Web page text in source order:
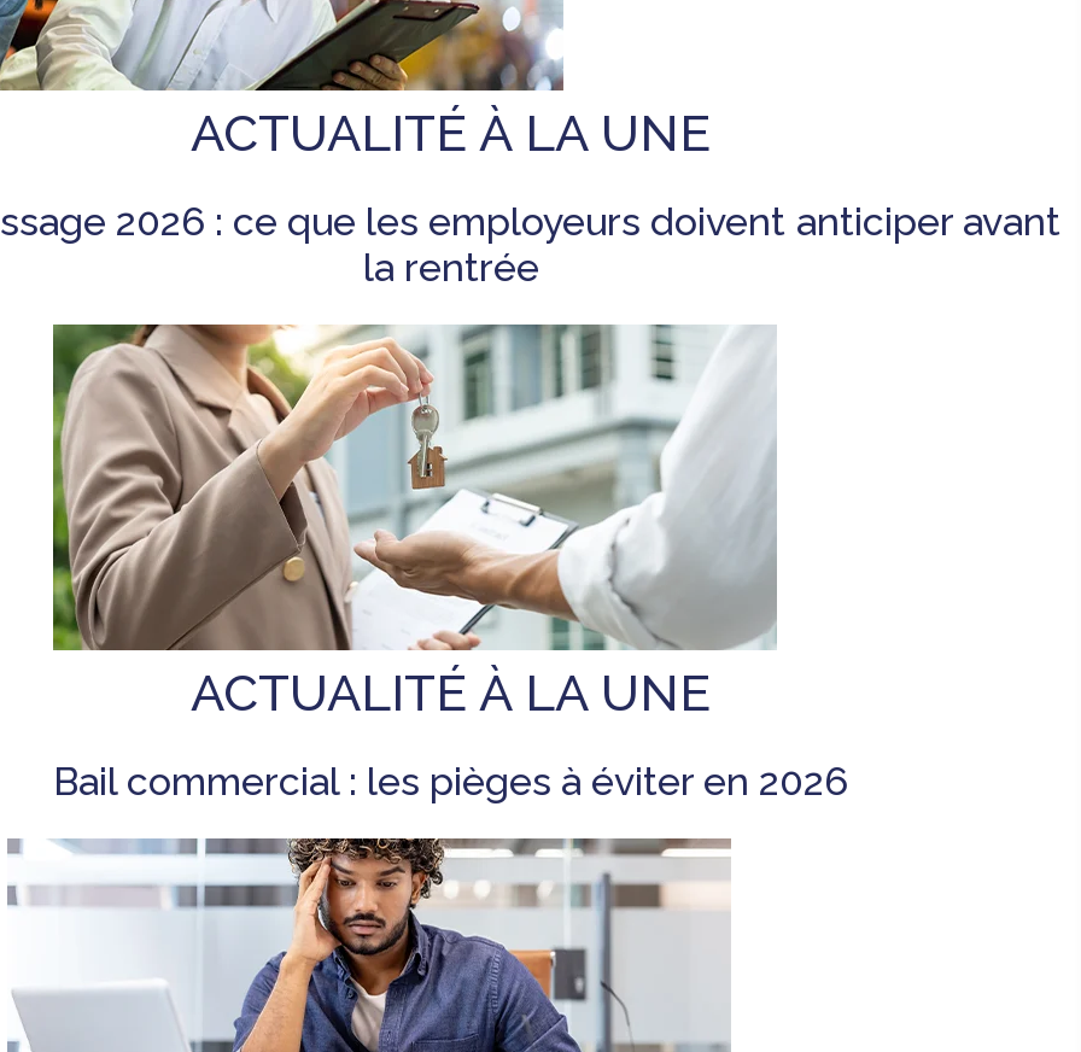
ACTUALITÉ À LA UNE
2026 : ce que les employeurs doivent anticiper avant
la rentrée
ACTUALITÉ À LA UNE
Bail commercial : les pièges à éviter en 2026